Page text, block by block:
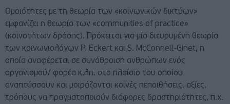
Ομοιότητες με τη θεωρία των «κοινωνικών δικτύων»
εμφανίζει η θεωρία των «communities of practice»
(κοινοτήτων δράσης). Πρόκειται για μία διευρυμένη θεωρία
των κοινωνιολόγων P. Eckert και S. McConnell-Ginet, η
οποία αναφέρεται σε συνάθροιση ανθρώπων ενός
οργανισμού/ φορέα κ.λπ. στο πλαίσιο του οποίου
αναπτύσσουν και μοιράζονται κοινές πεποιθήσεις, αξίες,
τρόπους να πραγματοποιούν διάφορες δραστηριότητες, π.χ.